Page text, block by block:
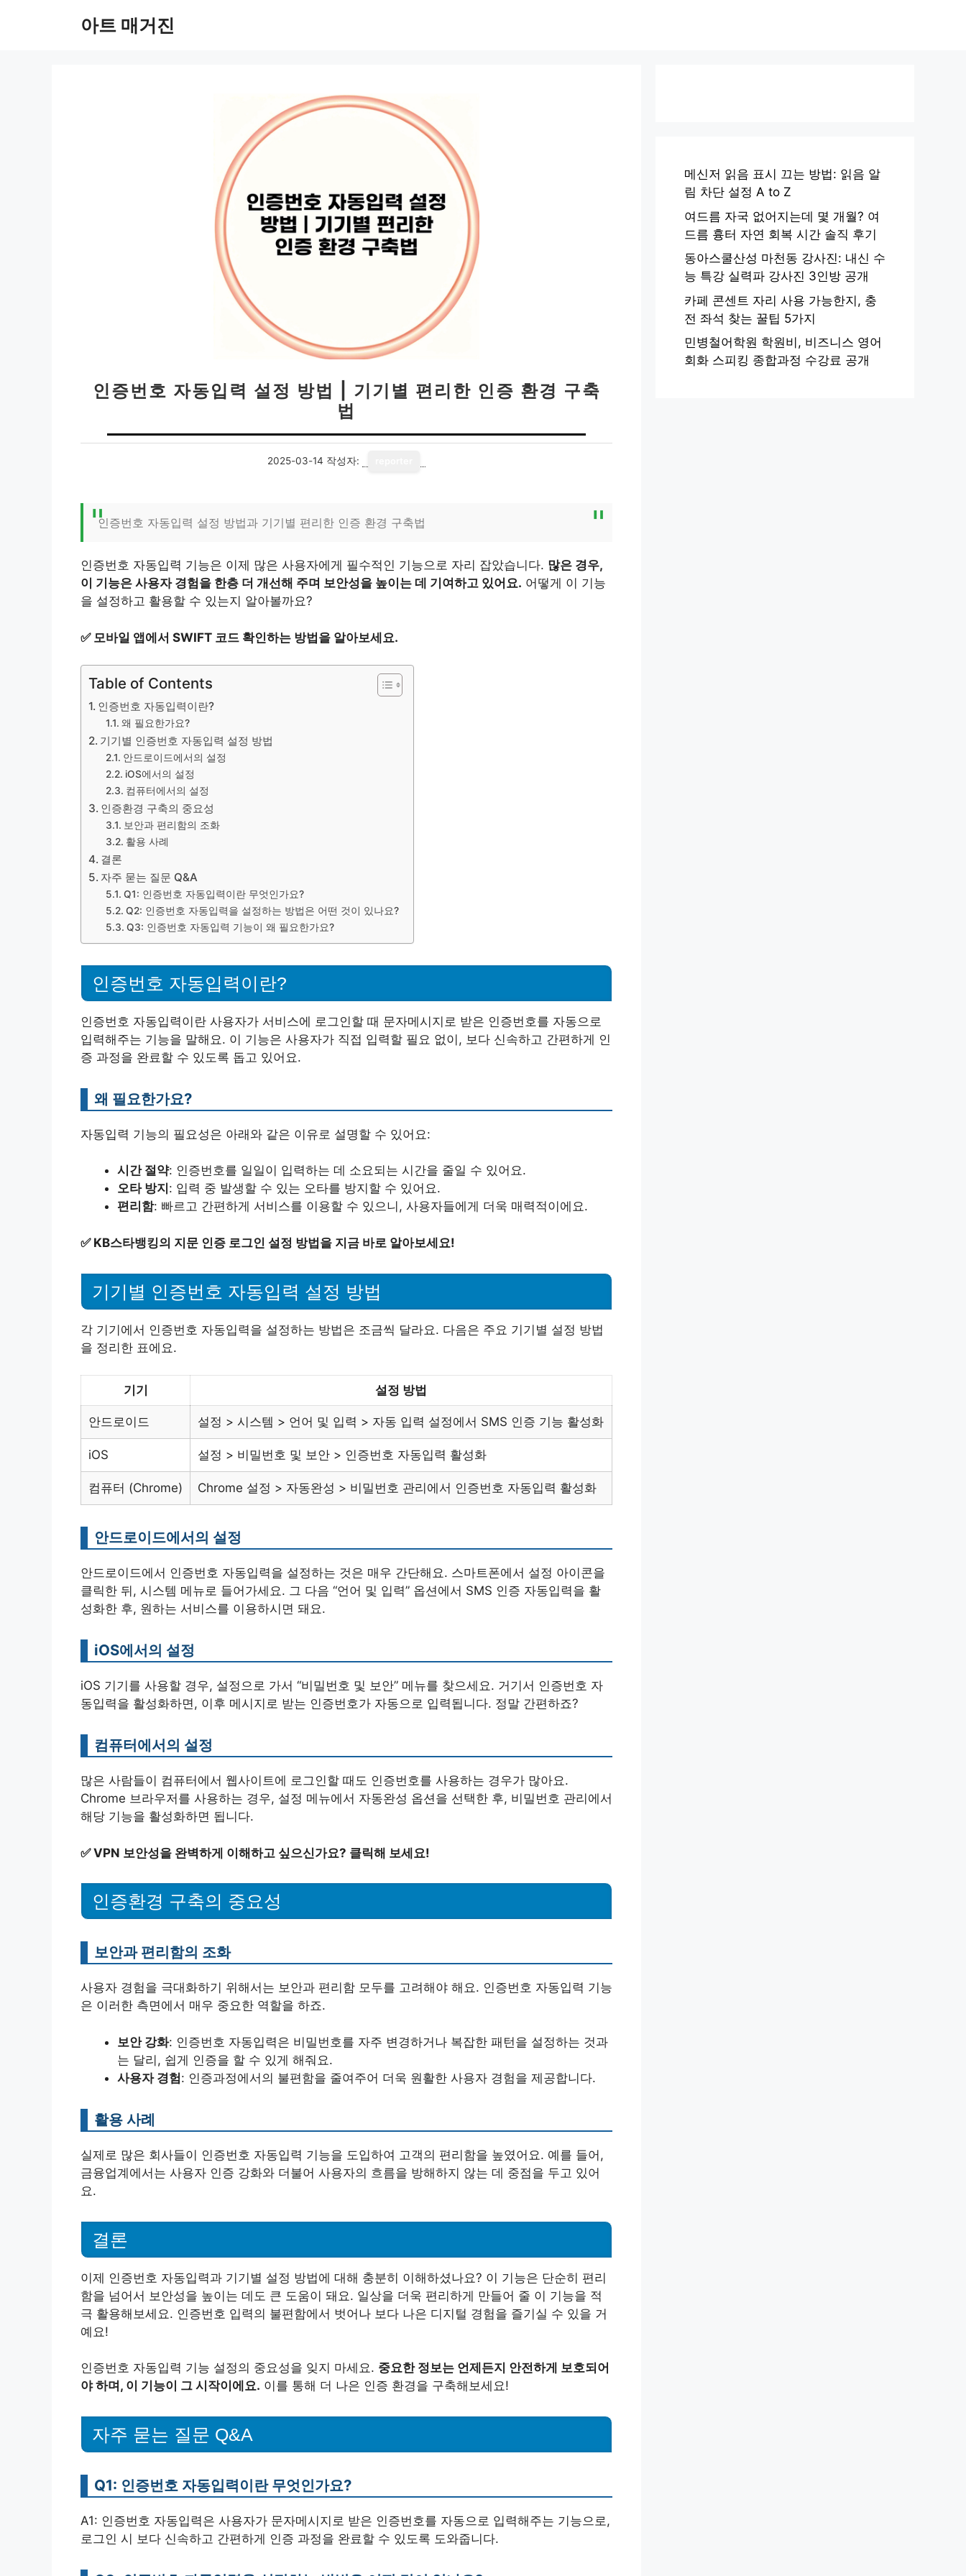
아트 매거진
인증번호 자동입력 설정 방법 | 기기별 편리한 인증 환경 구축
법
2025-03-14 작성자:
인증번호 자동입력 설정 방법과 기기별 편리한 인증 환경 구축법
인증번호 자동입력 기능은 이제 많은 사용자에게 필수적인 기능으로 자리 잡았습니다. 많은 경우,
이 기능은 사용자 경험을 한층 더 개선해 주며 보안성을 높이는 데 기여하고 있어요. 어떻게 이 기능
을 설정하고 활용할 수 있는지 알아볼까요?
✅ 모바일 앱에서 SWIFT 코드 확인하는 방법을 알아보세요.
Table of Contents
인증번호 자동입력이란?
왜 필요한가요?
기기별 인증번호 자동입력 설정 방법
안드로이드에서의 설정
iOS에서의 설정
컴퓨터에서의 설정
인증환경 구축의 중요성
보안과 편리함의 조화
활용 사례
결론
자주 묻는 질문 Q&A
Q1: 인증번호 자동입력이란 무엇인가요?
Q2: 인증번호 자동입력을 설정하는 방법은 어떤 것이 있나요?
Q3: 인증번호 자동입력 기능이 왜 필요한가요?
인증번호 자동입력이란?
인증번호 자동입력이란 사용자가 서비스에 로그인할 때 문자메시지로 받은 인증번호를 자동으로
입력해주는 기능을 말해요. 이 기능은 사용자가 직접 입력할 필요 없이, 보다 신속하고 간편하게 인
증 과정을 완료할 수 있도록 돕고 있어요.
왜 필요한가요?
자동입력 기능의 필요성은 아래와 같은 이유로 설명할 수 있어요:
시간 절약: 인증번호를 일일이 입력하는 데 소요되는 시간을 줄일 수 있어요.
오타 방지 : 입력 중 발생할 수 있는 오타를 방지할 수 있어요.
편리함: 빠르고 간편하게 서비스를 이용할 수 있으니, 사용자들에게 더욱 매력적이에요.
✅ KB스타뱅킹의 지문 인증 로그인 설정 방법을 지금 바로 알아보세요!
기기별 인증번호 자동입력 설정 방법
각 기기에서 인증번호 자동입력을 설정하는 방법은 조금씩 달라요. 다음은 주요 기기별 설정 방법
을 정리한 표에요.
기기 설정 방법
안드로이드 설정 > 시스템 > 언어 및 입력 > 자동 입력 설정에서 SMS 인증 기능 활성화
iOS 설정 > 비밀번호 및 보안 > 인증번호 자동입력 활성화
컴퓨터 (Chrome) Chrome 설정 > 자동완성 > 비밀번호 관리에서 인증번호 자동입력 활성화
안드로이드에서의 설정
안드로이드에서 인증번호 자동입력을 설정하는 것은 매우 간단해요. 스마트폰에서 설정 아이콘을
클릭한 뒤, 시스템 메뉴로 들어가세요. 그 다음 “언어 및 입력” 옵션에서 SMS 인증 자동입력을 활
성화한 후, 원하는 서비스를 이용하시면 돼요.
iOS에서의 설정
iOS 기기를 사용할 경우, 설정으로 가서 “비밀번호 및 보안” 메뉴를 찾으세요. 거기서 인증번호 자
동입력을 활성화하면, 이후 메시지로 받는 인증번호가 자동으로 입력됩니다. 정말 간편하죠?
컴퓨터에서의 설정
많은 사람들이 컴퓨터에서 웹사이트에 로그인할 때도 인증번호를 사용하는 경우가 많아요.
Chrome 브라우저를 사용하는 경우, 설정 메뉴에서 자동완성 옵션을 선택한 후, 비밀번호 관리에서
해당 기능을 활성화하면 됩니다.
✅VPN 보안성을 완벽하게 이해하고 싶으신가요? 클릭해 보세요!
인증환경 구축의 중요성
보안과 편리함의 조화
사용자 경험을 극대화하기 위해서는 보안과 편리함 모두를 고려해야 해요. 인증번호 자동입력 기능
은 이러한 측면에서 매우 중요한 역할을 하죠.
보안 강화: 인증번호 자동입력은 비밀번호를 자주 변경하거나 복잡한 패턴을 설정하는 것과
는 달리, 쉽게 인증을 할 수 있게 해줘요.
사용자 경험: 인증과정에서의 불편함을 줄여주어 더욱 원활한 사용자 경험을 제공합니다.
활용 사례
실제로 많은 회사들이 인증번호 자동입력 기능을 도입하여 고객의 편리함을 높였어요. 예를 들어,
금융업계에서는 사용자 인증 강화와 더불어 사용자의 흐름을 방해하지 않는 데 중점을 두고 있어
요.
결론
이제 인증번호 자동입력과 기기별 설정 방법에 대해 충분히 이해하셨나요? 이 기능은 단순히 편리
함을 넘어서 보안성을 높이는 데도 큰 도움이 돼요. 일상을 더욱 편리하게 만들어 줄 이 기능을 적
극 활용해보세요. 인증번호 입력의 불편함에서 벗어나 보다 나은 디지털 경험을 즐기실 수 있을 거
예요!
인증번호 자동입력 기능 설정의 중요성을 잊지 마세요. 중요한 정보는 언제든지 안전하게 보호되어
야 하며, 이 기능이 그 시작이에요. 이를 통해 더 나은 인증 환경을 구축해보세요!
자주 묻는 질문 Q&A
Q1: 인증번호 자동입력이란 무엇인가요?
A1: 인증번호 자동입력은 사용자가 문자메시지로 받은 인증번호를 자동으로 입력해주는 기능으로,
로그인 시 보다 신속하고 간편하게 인증 과정을 완료할 수 있도록 도와줍니다.
메신저 읽음 표시 끄는 방법: 읽음 알
림 차단 설정 A to Z
여드름 자국 없어지는데 몇 개월? 여
드름 흉터 자연 회복 시간 솔직 후기
동아스쿨산성 마천동 강사진: 내신 수
능 특강 실력파 강사진 3인방 공개
카페 콘센트 자리 사용 가능한지, 충
전 좌석 찾는 꿀팁 5가지
민병철어학원 학원비, 비즈니스 영어
회화 스피킹 종합과정 수강료 공개